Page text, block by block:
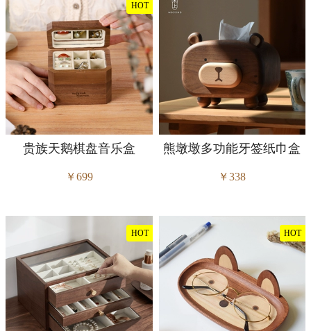
贵族天鹅棋盘音乐盒
￥699
HOT
熊墩墩多功能牙签纸巾盒
￥338
HOT HOT